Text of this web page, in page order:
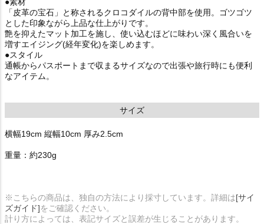
「皮革の宝石」と称されるクロコダイルの背中部を使用。ゴツゴツ
とした印象ながら上品な仕上がりです。
艶を抑えたマット加工を施し、使い込むほどに味わい深く風合いを
増すエイジング(経年変化)を楽しめます。
●スタイル
通帳からパスポートまで収まるサイズなので出張や旅行時にも便利
なアイテム。
サイズ
横幅19cm 縦幅10cm 厚み2.5cm
重量：約230g
※こちらの商品は、独自の方法により採寸しています。詳細は[サイ
ズガイド]をご確認ください。
計り方によっては、表記サイズと誤差が生じることがあります。